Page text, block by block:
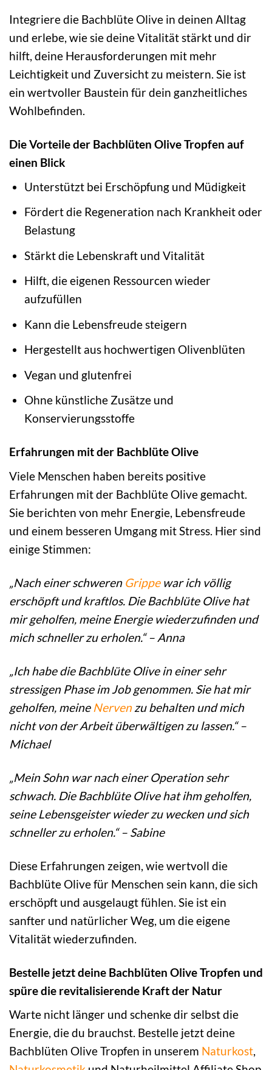
Integriere die Bachblüte Olive in deinen Alltag
und erlebe, wie sie deine Vitalität stärkt und dir
hilft, deine Herausforderungen mit mehr
Leichtigkeit und Zuversicht zu meistern. Sie ist
ein wertvoller Baustein für dein ganzheitliches
Wohlbefinden.
Die Vorteile der Bachblüten Olive Tropfen auf
einen Blick
Unterstützt bei Erschöpfung und Müdigkeit
Fördert die Regeneration nach Krankheit oder
Belastung
Stärkt die Lebenskraft und Vitalität
Hilft, die eigenen Ressourcen wieder
aufzufüllen
Kann die Lebensfreude steigern
Hergestellt aus hochwertigen Olivenblüten
Vegan und glutenfrei
Ohne künstliche Zusätze und
Konservierungsstoffe
Erfahrungen mit der Bachblüte Olive
Viele Menschen haben bereits positive
Erfahrungen mit der Bachblüte Olive gemacht.
Sie berichten von mehr Energie, Lebensfreude
und einem besseren Umgang mit Stress. Hier sind
einige Stimmen:
„Nach einer schweren Grippewar ich völlig
erschöpft und kraftlos. Die Bachblüte Olive hat
mir geholfen, meine Energie wiederzufinden und
mich schneller zu erholen.“ – Anna
„Ich habe die Bachblüte Olive in einer sehr
stressigen Phase im Job genommen. Sie hat mir
geholfen, meine Nervenzu behalten und mich
nicht von der Arbeit überwältigen zu lassen.“ –
Michael
„Mein Sohn war nach einer Operation sehr
schwach. Die Bachblüte Olive hat ihm geholfen,
seine Lebensgeister wieder zu wecken und sich
schneller zu erholen.“ – Sabine
Diese Erfahrungen zeigen, wie wertvoll die
Bachblüte Olive für Menschen sein kann, die sich
erschöpft und ausgelaugt fühlen. Sie ist ein
sanfter und natürlicher Weg, um die eigene
Vitalität wiederzufinden.
Bestelle jetzt deine Bachblüten Olive Tropfen und
spüre die revitalisierende Kraft der Natur
Warte nicht länger und schenke dir selbst die
Energie, die du brauchst. Bestelle jetzt deine
Bachblüten Olive Tropfen in unserem Naturkost,